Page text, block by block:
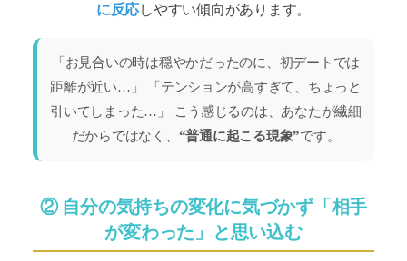
に反応しやすい傾向があります。
「お見合いの時は穏やかだったのに、初デートでは
距離が近い…」 「テンションが高すぎて、ちょっと
引いてしまった…」 こう感じるのは、あなたが繊細
だからではなく、 “普通に起こる現象”です。
② 自分の気持ちの変化に気づかず「相手
が変わった」と思い込む